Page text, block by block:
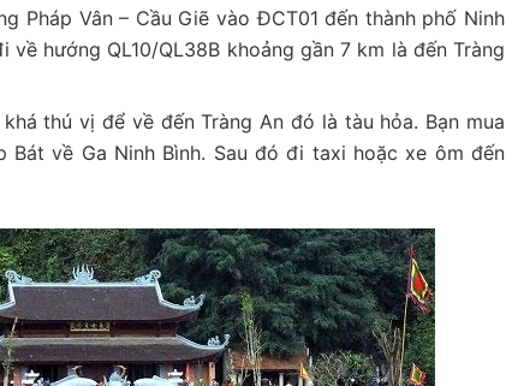
Pháp Vân – Cầu Giẽ vào ĐCT01 đến thành phố Ninh
về hướng QL10/QL38B khoảng gần 7 km là đến Tràng
thú vị để về đến Tràng An đó là tàu hỏa. Bạn mua
về Ga Ninh Bình. Sau đó đi taxi hoặc xe ôm đến